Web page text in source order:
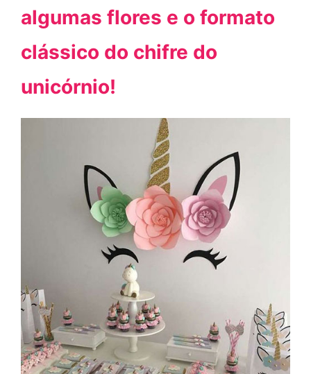
algumas flores e o formato
clássico do chifre do
unicórnio!